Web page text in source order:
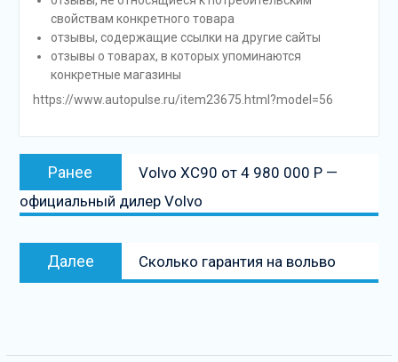
свойствам конкретного товара
отзывы, содержащие ссылки на другие сайты
отзывы о товарах, в которых упоминаются
конкретные магазины
https://www.autopulse.ru/item23675.html?model=56
Навигация
записям
Ранее
Предыдущая
запись:
Volvo XC90 от 4 980 000 Р —
официальный дилер Volvo
Далее
Следующая
запись
Сколько гарантия на вольво